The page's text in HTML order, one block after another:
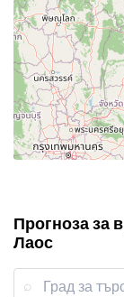
Прогноза за
Лаос